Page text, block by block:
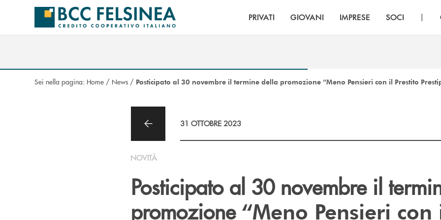
Salta al contenuto principale
PRIVATI GIOVANI IMPRESE SOCI |
Sei nella pagina: Home / News / Posticipato al 30 novembre il termine della promozione “Meno Pensieri con il Prestito
31 OTTOBRE 2023
NOVITÀ
Posticipato al 30 novembre il
promozione “Meno Pensieri con